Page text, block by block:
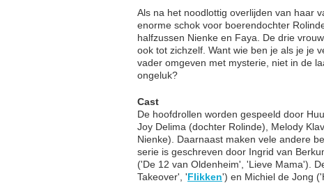
Als na het noodlottig overlijden van haar
enorme schok voor boerendochter
halfzussen Nienke en Faya. De drie
ook tot zichzelf. Want wie ben je als je je
vader omgeven met mysterie, niet in de
ongeluk?
Cast
De hoofdrollen worden gespeeld door
Joy Delima (dochter Rolinde), Melody
Nienke). Daarnaast maken vele andere
serie is geschreven door Ingrid van
('De 12 van Oldenheim', 'Lieve Mama').
Takeover', 'Flikken') en Michiel de Jong